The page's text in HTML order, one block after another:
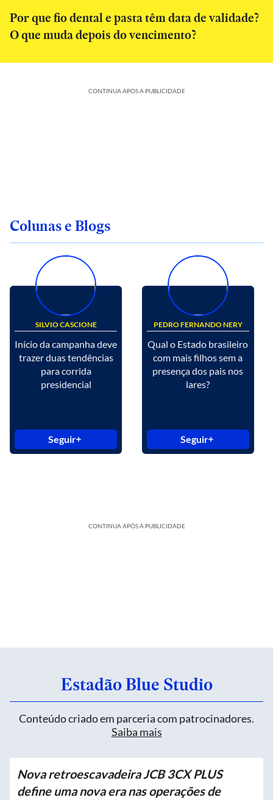
Por que fio dental e pasta têm data de validade?
O que muda depois do vencimento?
CONTINUA APÓS A PUBLICIDADE
Colunas e Blogs
SILVIO CASCIONE
Início da campanha deve
trazer duas tendências
para corrida
presidencial
Seguir
PEDRO FERNANDO NERY
Qual o Estado brasileiro
com mais filhos sem a
presença dos pais nos
lares?
Seguir
CONTINUA APÓS A PUBLICIDADE
Estadão Blue Studio
Conteúdo criado em parceria com patrocinadores.
Saiba mais
Nova retroescavadeira JCB 3CX PLUS
define uma nova era nas operações de